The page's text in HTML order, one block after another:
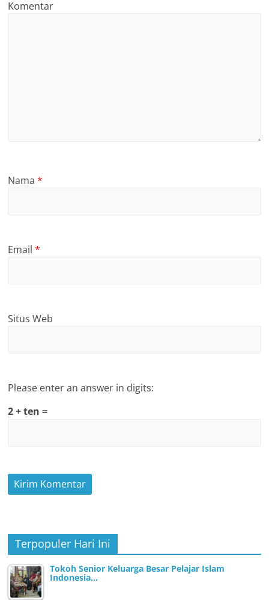
Komentar
Nama*
Email*
Situs Web
Please enter an answer in digits:
2 + ten =
Terpopuler Hari Ini
Tokoh Senior Keluarga Besar Pelajar Islam
Indonesia…